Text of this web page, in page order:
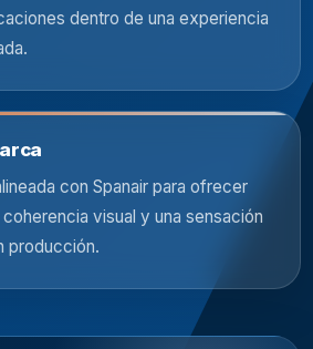
dentro de una experiencia
con Spanair para ofrecer
visual y una sensación
producción.